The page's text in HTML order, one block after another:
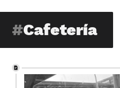
Cafetería